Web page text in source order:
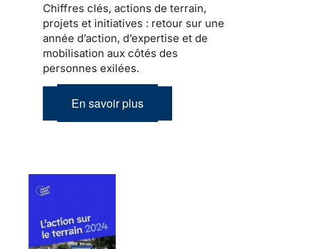
Chiffres clés, actions de terrain,
projets et initiatives : retour sur une
année d’action, d’expertise et de
mobilisation aux côtés des
personnes exilées.
En savoir plus